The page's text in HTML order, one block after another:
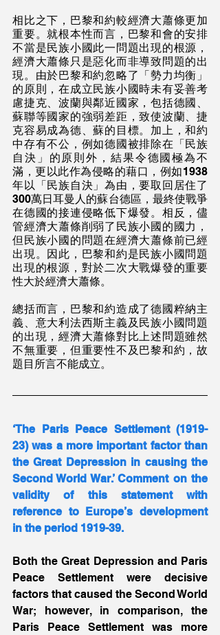
相比之下，巴黎和約較經濟大蕭條更加
重要。就根本性而言，巴黎和會的安排
不當是民族小國此一問題出現的根源，
經濟大蕭條只是惡化而非導致問題的出
現。由於巴黎和約忽略了「勢力均衡」
的原則，在成立民族小國時未有妥善考
慮捷克、波蘭與鄰近國家，包括德國、
蘇聯等國家的強弱差距，致使波蘭、捷
克容易成為德、蘇的目標。加上，和約
中存有不公，例如德國被排除在「民族
自決」的原則外，結果令德國極為不
滿，更以此作為侵略的藉口，例如1938
年以「民族自決」為由，要取回居住了
300萬日耳曼人的蘇台德區，最終使戰爭
在德國的接連侵略低下爆發。相反，儘
管經濟大蕭條削弱了民族小國的國力，
但民族小國的問題在經濟大蕭條前已經
出現。因此，巴黎和約是民族小國問題
出現的根源，對於二次大戰爆發的重要
性大於經濟大蕭條。
總括而言，巴黎和約造成了德國粹納主
義、意大利法西斯主義及民族小國問題
的出現，經濟大蕭條對比上述問題雖然
不無重要，但重要性不及巴黎和約，故
題目所言不能成立。
‘The Paris Peace Settlement (1919-
23) was a more important factor than
the Great Depression in causing the
Second World War.’ Comment on the
validity of this statement with
reference to Europe’s development
in the period 1919-39.
Both the Great Depression and Paris
Peace Settlement were decisive
factors that caused the Second World
War; however, in comparison, the
Paris Peace Settlement was more